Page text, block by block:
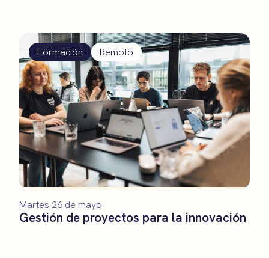
Formación Remoto
Gestión de proyectos para la innovación
Martes 26 de mayo